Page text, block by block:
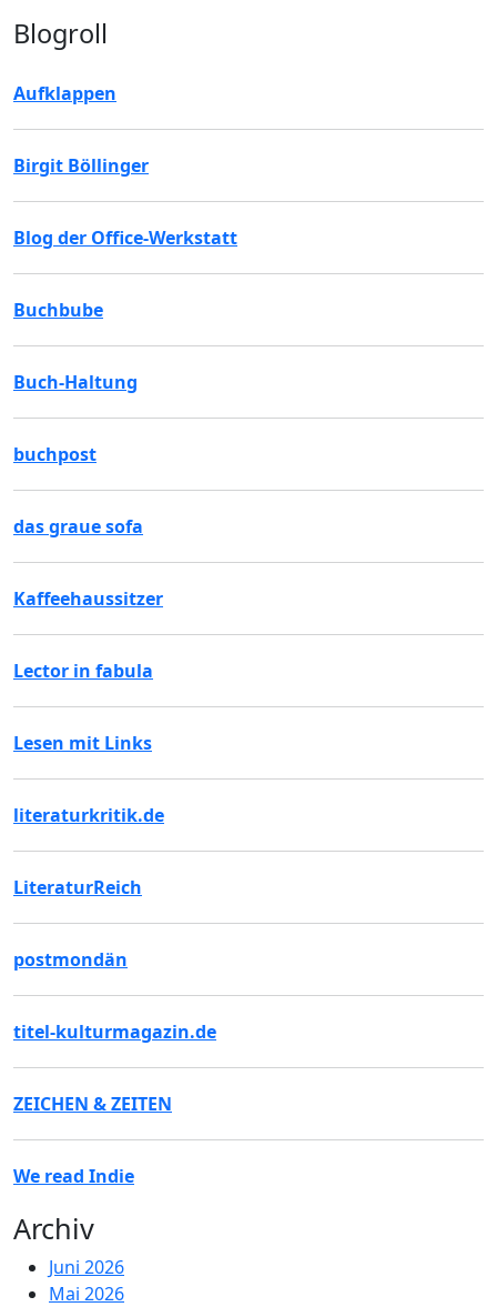
Blogroll
Aufklappen
Birgit Böllinger
Blog der Office-Werkstatt
Buchbube
Buch-Haltung
buchpost
das graue sofa
Kaffeehaussitzer
Lector in fabula
Lesen mit Links
literaturkritik.de
LiteraturReich
postmondän
titel-kulturmagazin.de
ZEICHEN & ZEITEN
We read Indie
Archiv
Juni 2026
Mai 2026